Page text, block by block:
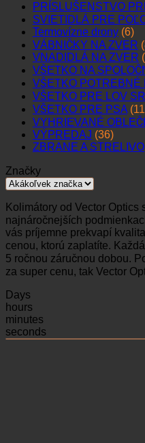
PRÍSLUŠENSTVO
SVIETIDLÁ PRE
Termovízne drony (6)
VÁBNIČKY NA ZVER
VNADIDLÁ NA ZVER
VŠETKO NA
VŠETKO POTREBNÉ
VŠETKO PRE LOV
VŠETKO PRE PSA
VYHRIEVANÉ
VÝPREDAJ (36)
ZBRANE A STRELIVO
Značky
Kolimátory od Vector Optics
najnáročnejších
vás príjemne prekvapí
cenou, ktorú zaplatíte.
5 ročnou záručnou dobou.
za super cenu, tak Vector
Days
hours
minutes
seconds